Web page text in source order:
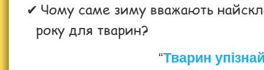
Чому саме зиму вважають
року для тварин?
“Тварин